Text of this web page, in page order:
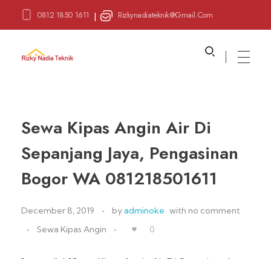
0812 1850 1611 | Rizkynadiateknik@gmail.com
Sewa Kipas Angin Air Di
Sepanjang Jaya, Pengasinan
Bogor WA 081218501611
December 8, 2019 byadminoke with no comment
Sewa Kipas Angin
0